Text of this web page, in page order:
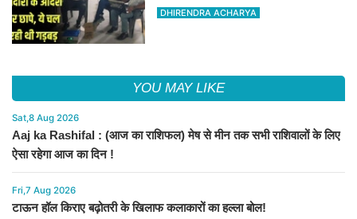
जुर्माना
DHIRENDRA ACHARYA
YOU MAY LIKE
Sat,8 Aug 2026
Aaj ka Rashifal : (आज का राशिफल) मेष से मीन तक सभी राशिवालों के लिए
ऐसा रहेगा आज का दिन !
Fri,7 Aug 2026
टाऊन हॉल किराए बढ़ोतरी के खिलाफ कलाकारों का हल्ला बोल!